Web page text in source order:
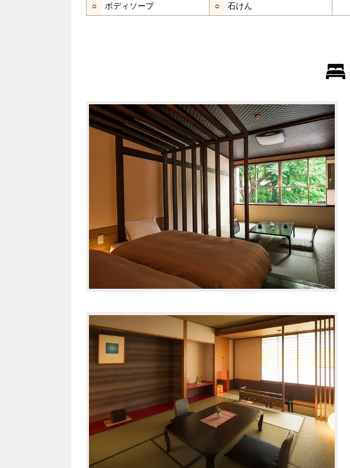
○ ボディソープ ○ 石けん